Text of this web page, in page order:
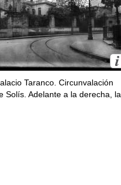
Taranco. Circunvalación
Solís. Adelante a la derecha, la